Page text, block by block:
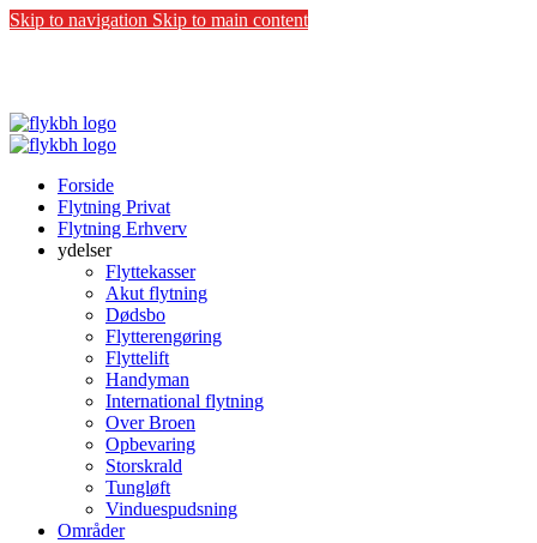
Skip to navigation Skip to main content
Forside
Flytning Privat
Flytning Erhverv
ydelser
Flyttekasser
Akut flytning
Dødsbo
Flytterengøring
Flyttelift
Handyman
International flytning
Over Broen
Opbevaring
Storskrald
Tungløft
Vinduespudsning
Områder